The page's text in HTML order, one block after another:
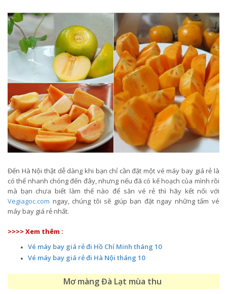
Đến Hà Nội thật dễ dàng khi bạn chỉ cần đặt một vé máy bay giá rẻ là
có thể nhanh chóng đến đây, nhưng nếu đã có kế hoạch của mình rồi
mà bạn chưa biết làm thế nào để săn vé rẻ thì hãy kết nối với
Vegiagoc.com ngay, chúng tôi sẽ giúp bạn đặt ngay những tấm vé
máy bay giá rẻ nhất.
>>>> Xem thêm :
Vé máy bay giá rẻ đi Hồ Chí Minh tháng 10
Vé máy bay giá rẻ đi Hà Nội tháng 10
Mơ màng Đà Lạt mùa thu